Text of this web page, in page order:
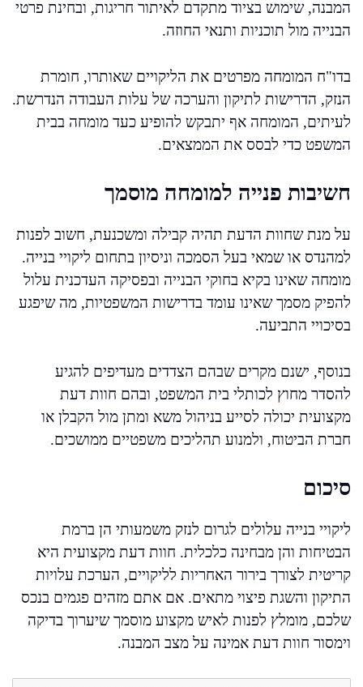
המבנה, שימוש בציוד מתקדם לאיתור חריגות, ובחינת פרטי
הבנייה מול תוכניות ותנאי החוזה.
בדו"ח המומחה מפרטים את הליקויים שאותרו, חומרת
הנזק, הדרישות לתיקון והערכה של עלות העבודה הנדרשת.
לעיתים, המומחה אף יתבקש להופיע כעד מומחה בבית
המשפט כדי לבסס את הממצאים.
חשיבות פנייה למומחה מוסמך
על מנת שחוות הדעת תהיה קבילה ומשכנעת, חשוב לפנות
למהנדס או שמאי בעל הסמכה וניסיון בתחום ליקויי בנייה.
מומחה שאינו בקיא בחוקי הבנייה ובפסיקה העדכנית עלול
להפיק מסמך שאינו עומד בדרישות המשפטיות, מה שיפגע
בסיכויי התביעה.
בנוסף, ישנם מקרים שבהם הצדדים מעדיפים להגיע
להסדר מחוץ לכותלי בית המשפט, ובהם חוות דעת
מקצועית יכולה לסייע בניהול משא ומתן מול הקבלן או
חברת הביטוח, ולמנוע תהליכים משפטיים ממושכים.
סיכום
ליקויי בנייה עלולים לגרום לנזק משמעותי הן ברמת
הבטיחות והן מבחינה כלכלית. חוות דעת מקצועית היא
קריטית לצורך בירור האחריות לליקויים, הערכת עלויות
התיקון והשגת פיצוי מתאים. אם אתם מזהים פגמים בנכס
שלכם, מומלץ לפנות לאיש מקצוע מוסמך שיערוך בדיקה
וימסור חוות דעת אמינה על מצב המבנה.